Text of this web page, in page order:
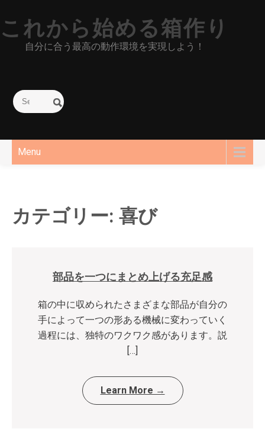
to
content
これから始める箱作り
自分に合う最高の動作環境を実現しよう！
Menu
カテゴリー: 喜び
部品を一つにまとめ上げる充足感
箱の中に収められたさまざまな部品が自分の
手によって一つの形ある機械に変わっていく
過程には、独特のワクワク感があります。説
[…]
Learn More →